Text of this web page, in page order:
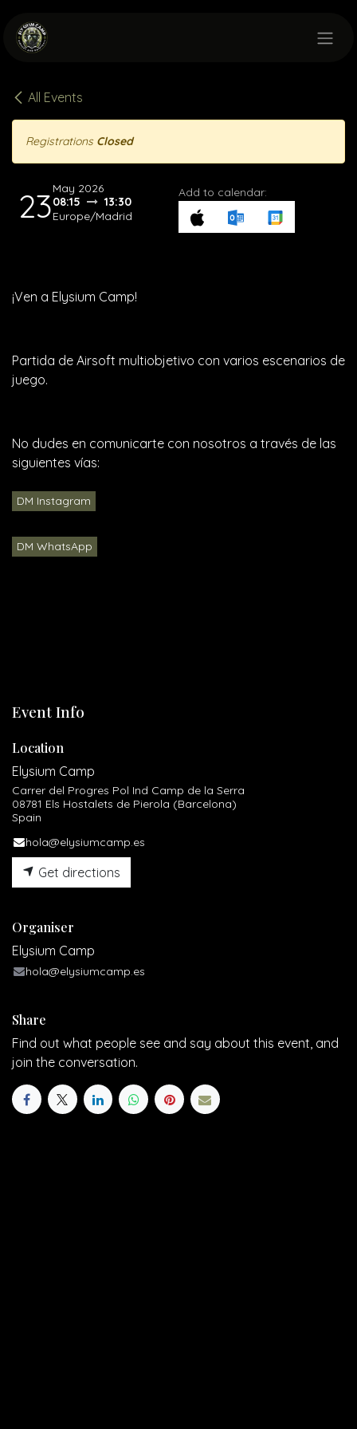
All Events
Registrations Closed
23May 2026
08:15
13:30
Europe/Madrid
Add to calendar:
¡Ven a Elysium Camp!
Partida de Airsoft multiobjetivo con varios escenarios de
juego.
No dudes en comunicarte con nosotros a través de las
siguientes vías:
DM Instagram
DM WhatsApp
Event Info
Location
Elysium Camp
Carrer del Progres Pol Ind Camp de la Serra
08781 Els Hostalets de Pierola (Barcelona)
Spain
hola@elysiumcamp.es
Get directions
Organiser
Elysium Camp
hola@elysiumcamp.es
Share
Find out what people see and say about this event, and
join the conversation.